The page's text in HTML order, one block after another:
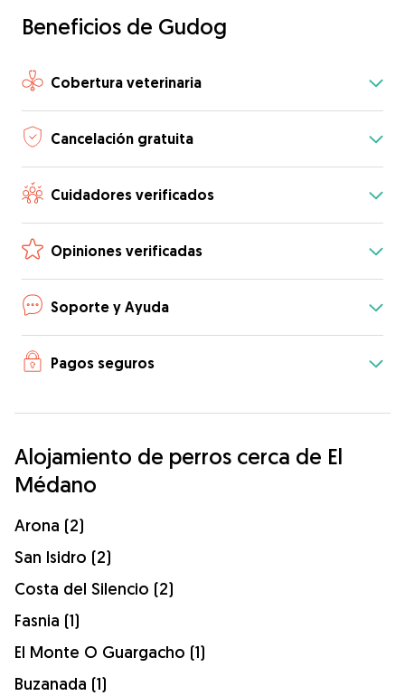
Beneficios de Gudog
Cobertura veterinaria
Cancelación gratuita
Cuidadores verificados
Opiniones verificadas
Soporte y Ayuda
Pagos seguros
Alojamiento de perros cerca de El
Médano
Arona (2)
San Isidro (2)
Costa del Silencio (2)
Fasnia (1)
El Monte O Guargacho (1)
Buzanada (1)